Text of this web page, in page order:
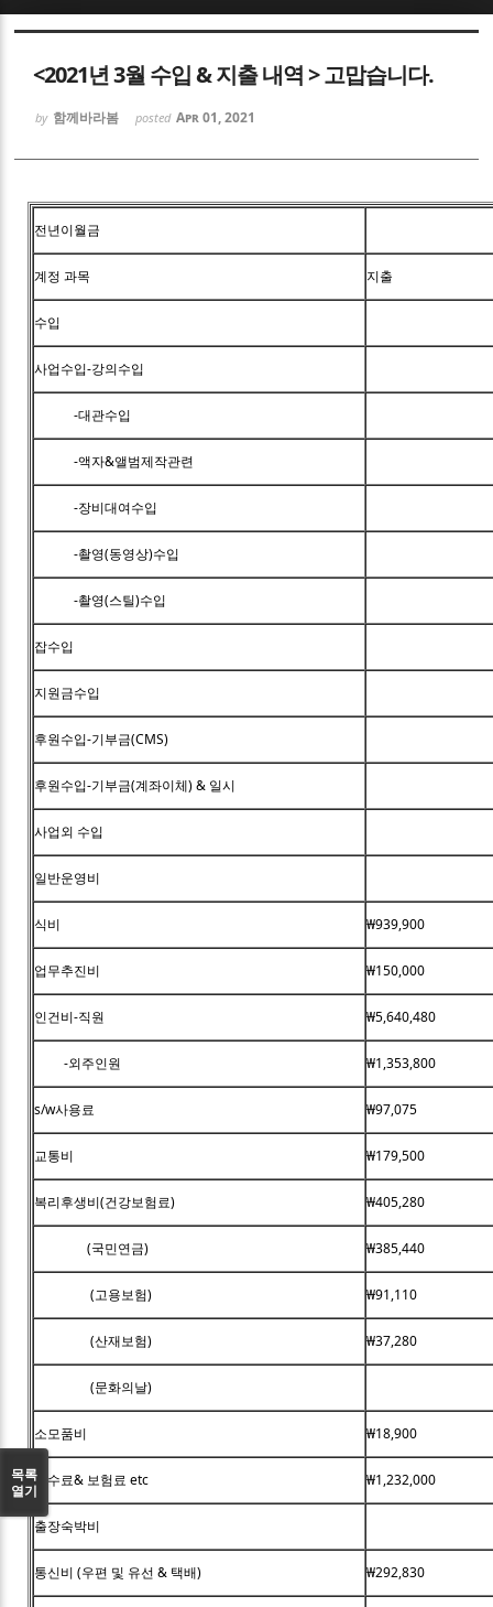
<2021년 3월 수입 & 지출 내역 > 고맙습니다.
by 함께바라봄 posted Apr 01, 2021
전년이월금
계정 과목 지출
수입
사업수입-강의수입
-대관수입
-액자&앨범제작관련
-장비대여수입
-촬영(동영상)수입
-촬영(스틸)수입
잡수입
지원금수입
후원수입-기부금(CMS)
후원수입-기부금(계좌이체) & 일시
사업외 수입
일반운영비
식비 ₩939,900
업무추진비 ₩150,000
인건비-직원 ₩5,640,480
-외주인원 ₩1,353,800
s/w사용료 ₩97,075
교통비 ₩179,500
복리후생비(건강보험료) ₩405,280
(국민연금) ₩385,440
(고용보험) ₩91,110
(산재보험) ₩37,280
(문화의날)
소모품비 ₩18,900
수수료& 보험료 etc ₩1,232,000
출장숙박비
통신비 (우편 및 유선 & 택배) ₩292,830
목록
열기
Sketchbook5, 스케치북5
Sketchbook5, 스케치북5